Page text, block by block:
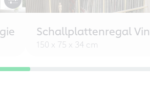
Schallplattenregal
150 x 75 x 34 cm